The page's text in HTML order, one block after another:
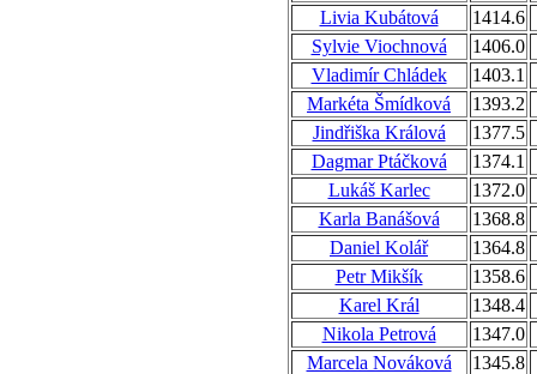
Livia Kubátová
1414.6
Sylvie Viochnová
1406.0
Vladimír Chládek
1403.1
Markéta Šmídková
1393.2
Jindřiška Králová
1377.5
Dagmar Ptáčková
1374.1
Lukáš Karlec
1372.0
Karla Banášová
1368.8
Daniel Kolář
1364.8
Petr Mikšík
1358.6
Karel Král
1348.4
Nikola Petrová
1347.0
Marcela Nováková
1345.8